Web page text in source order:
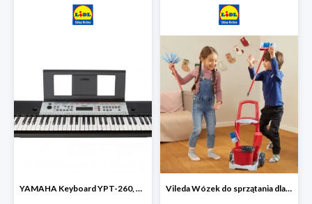
YAMAHA Keyboard YPT-260, 61 klawiszy Vileda Wózek do sprzątania dla dzieci